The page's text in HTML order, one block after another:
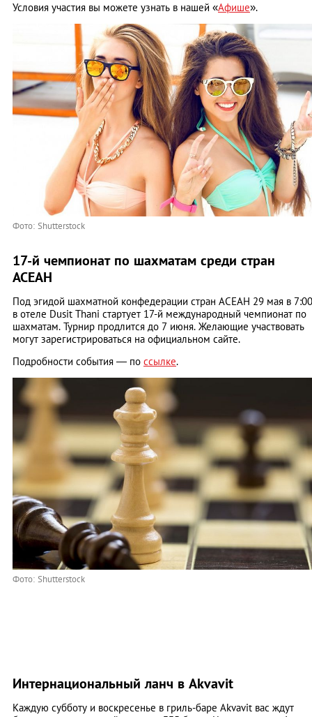
Условия участия вы можете узнать в нашей «Афише».
Фото: Shutterstock
17-й чемпионат по шахматам среди стран
АСЕАН
Под эгидой шахматной конфедерации стран АСЕАН 29 мая в 7:00
в отеле Dusit Thani стартует 17-й международный чемпионат по
шахматам. Турнир продлится до 7 июня. Желающие участвовать
могут зарегистрироваться на официальном сайте.
Подробности события — по ссылке.
Фото: Shutterstock
Интернациональный ланч в Akvavit
Каждую субботу и воскресенье в гриль-баре Akvavit вас ждут